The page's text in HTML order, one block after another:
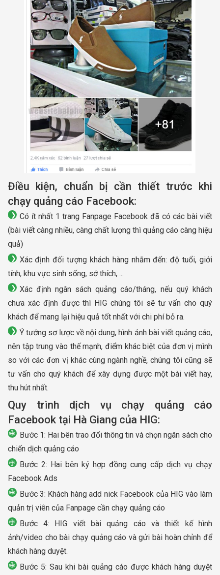
Điều kiện, chuẩn bị cần thiết trước khi
chạy quảng cáo Facebook:
Có ít nhất 1 trang Fanpage Facebook đã có các bài viết
(bài viết càng nhiều, càng chất lượng thì quảng cáo càng hiệu
quả)
Xác định đối tượng khách hàng nhắm đến: độ tuổi, giới
tính, khu vực sinh sống, sở thích, ...
Xác định ngân sách quảng cáo/tháng, nếu quý khách
chưa xác định được thì HIG chúng tôi sẽ tư vấn cho quý
khách để mang lại hiệu quả tốt nhất với chi phí bỏ ra.
Ý tưởng sơ lược về nội dung, hình ảnh bài viết quảng cáo,
nên tập trung vào thế mạnh, điểm khác biệt của đơn vị mình
so với các đơn vị khác cùng ngành nghề, chúng tôi cũng sẽ
tư vấn cho quý khách để xây dựng được một bài viết hay,
thu hút nhất.
Quy trình dịch vụ chạy quảng cáo
Facebook tại Hà Giang của HIG:
Bước 1: Hai bên trao đổi thông tin và chọn ngân sách cho
chiến dịch quảng cáo
Bước 2: Hai bên ký hợp đồng cung cấp dịch vụ chạy
Facebook Ads
Bước 3: Khách hàng add nick Facebook của HIG vào làm
quản trị viên của Fanpage cần chạy quảng cáo
Bước 4: HIG viết bài quảng cáo và thiết kế hình
ảnh/video cho bài chạy quảng cáo và gửi bài hoàn chỉnh để
khách hàng duyệt.
Bước 5: Sau khi bài quảng cáo được khách hàng duyệt